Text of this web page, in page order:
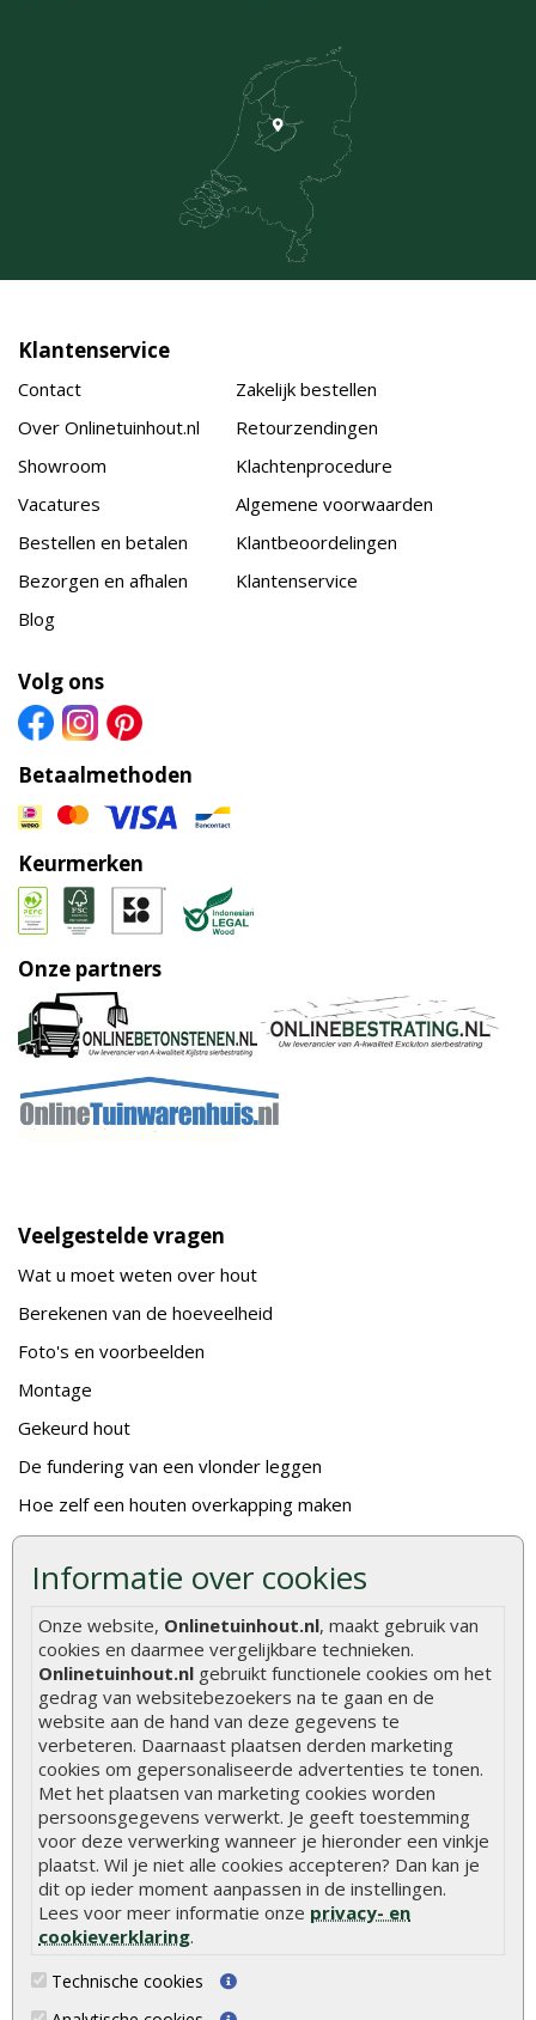
Informatie over cookies
Onze website, Onlinetuinhout.nl, maakt gebruik van
cookies en daarmee vergelijkbare technieken.
Onlinetuinhout.nl gebruikt functionele cookies om het
gedrag van websitebezoekers na te gaan en de
website aan de hand van deze gegevens te
verbeteren. Daarnaast plaatsen derden marketing
cookies om gepersonaliseerde advertenties te tonen.
Met het plaatsen van marketing cookies worden
persoonsgegevens verwerkt. Je geeft toestemming
voor deze verwerking wanneer je hieronder een vinkje
plaatst. Wil je niet alle cookies accepteren? Dan kan je
dit op ieder moment aanpassen in de instellingen.
Lees voor meer informatie onze privacy- en
cookieverklaring.
Technische cookies
Klantenservice
Contact
Over Onlinetuinhout.nl
Showroom
Vacatures
Bestellen en betalen
Bezorgen en afhalen
Blog
Zakelijk bestellen
Retourzendingen
Klachtenprocedure
Algemene voorwaarden
Klantbeoordelingen
Klantenservice
Volg ons
Betaalmethoden
Keurmerken
Onze partners
Veelgestelde vragen
Wat u moet weten over hout
Berekenen van de hoeveelheid
Foto's en voorbeelden
Montage
Gekeurd hout
De fundering van een vlonder leggen
Hoe zelf een houten overkapping maken
Hoe zelf een vlonder leggen
Hoe betonpaal plaatsen
Hoe schutting plaatsen
De 9 beste tuinschermen van Onlinetuinhout.nl
Stijlvolle houtsoorten voor in de tuin
Duurzame tuin
Welke palen voor een schapenhek
Alle populaire categorieën
Tuinhout
Schutting
Tuinpalen
Tuindeuren
Tuinschermen
Steigerplanken